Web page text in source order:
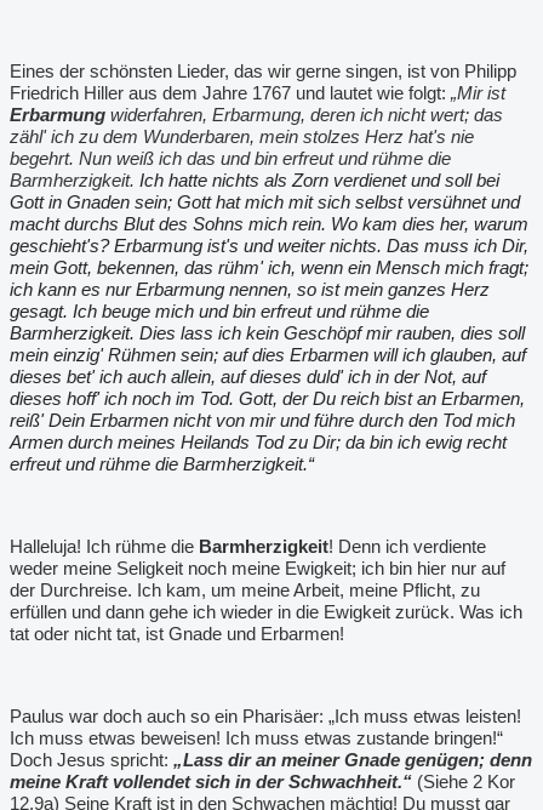
Eines der schönsten Lieder, das wir gerne singen, ist von Philipp
Friedrich Hiller aus dem Jahre 1767 und lautet wie folgt: „Mir ist
Erbarmung widerfahren, Erbarmung, deren ich nicht wert; das
zähl' ich zu dem Wunderbaren, mein stolzes Herz hat's nie
begehrt. Nun weiß ich das und bin erfreut und rühme die
Barmherzigkeit. Ich hatte nichts als Zorn verdienet und soll bei
Gott in Gnaden sein; Gott hat mich mit sich selbst versühnet und
macht durchs Blut des Sohns mich rein. Wo kam dies her, warum
geschieht's? Erbarmung ist's und weiter nichts. Das muss ich Dir,
mein Gott, bekennen, das rühm' ich, wenn ein Mensch mich fragt;
ich kann es nur Erbarmung nennen, so ist mein ganzes Herz
gesagt. Ich beuge mich und bin erfreut und rühme die
Barmherzigkeit. Dies lass ich kein Geschöpf mir rauben, dies soll
mein einzig' Rühmen sein; auf dies Erbarmen will ich glauben, auf
dieses bet' ich auch allein, auf dieses duld' ich in der Not, auf
dieses hoff' ich noch im Tod. Gott, der Du reich bist an Erbarmen,
reiß' Dein Erbarmen nicht von mir und führe durch den Tod mich
Armen durch meines Heilands Tod zu Dir; da bin ich ewig recht
erfreut und rühme die Barmherzigkeit.“
Halleluja! Ich rühme die Barmherzigkeit! Denn ich verdiente
weder meine Seligkeit noch meine Ewigkeit; ich bin hier nur auf
der Durchreise. Ich kam, um meine Arbeit, meine Pflicht, zu
erfüllen und dann gehe ich wieder in die Ewigkeit zurück. Was ich
tat oder nicht tat, ist Gnade und Erbarmen!
Paulus war doch auch so ein Pharisäer: „Ich muss etwas leisten!
Ich muss etwas beweisen! Ich muss etwas zustande bringen!“
Doch Jesus spricht: „Lass dir an meiner Gnade genügen; denn
meine Kraft vollendet sich in der Schwachheit.“ (Siehe 2 Kor
12,9a) Seine Kraft ist in den Schwachen mächtig! Du musst gar